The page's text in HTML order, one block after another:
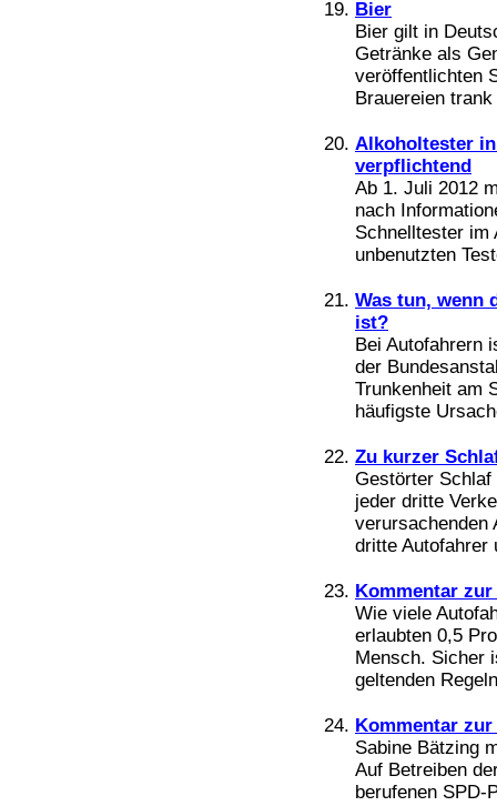
Bier
Bier gilt in
Getränke als
veröffentlichten
Brauereien
Alkoholtester
verpflichtend
Ab 1. Juli 2012
nach
Schnelltester im
unbenutzten
Was tun, wenn
ist?
Bei Autofahrern
der
Trunkenheit am
häufigste
Zu kurzer
Gestörter
jeder dritte
verursachenden
dritte Autofahrer
Kommentar
Wie viele
erlaubten 0,5
Mensch. Sicher
geltenden
Kommentar
Sabine Bätzing
Auf Betreiben
berufenen SPD-